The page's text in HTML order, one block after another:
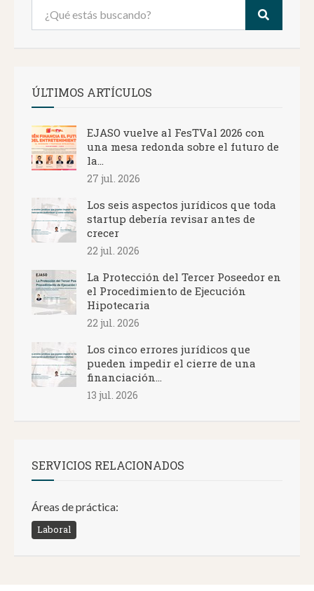
ÚLTIMOS ARTÍCULOS
EJASO vuelve al FesTVal 2026 con
una mesa redonda sobre el futuro de
la...
27 jul. 2026
Los seis aspectos jurídicos que toda
startup debería revisar antes de
crecer
22 jul. 2026
La Protección del Tercer Poseedor en
el Procedimiento de Ejecución
Hipotecaria
22 jul. 2026
Los cinco errores jurídicos que
pueden impedir el cierre de una
financiación...
13 jul. 2026
SERVICIOS RELACIONADOS
Áreas de práctica:
Laboral